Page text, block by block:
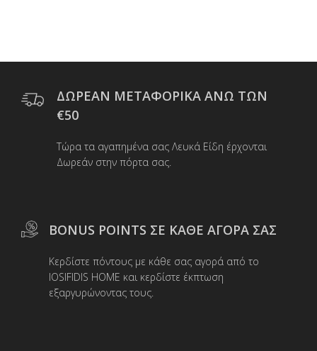
ΔΩΡΕΑΝ ΜΕΤΑΦΟΡΙΚΑ ΑΝΩ ΤΩΝ
€50
Τώρα τα αγαπημένα σας Λευκά Είδη έρχονται
Δωρεάν στην πόρτα σας.
BONUS POINTS ΣΕ ΚΑΘΕ ΑΓΟΡΑ ΣΑΣ
Κερδίστε πόντους με κάθε σας αγορά από το
IOSIFIDIS HOME και κερδίστε έκπτωση
εξαργυρώνοντας τους.